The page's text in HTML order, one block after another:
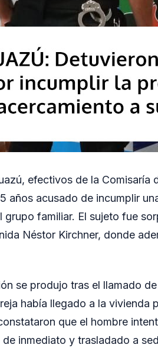
efectivos de la Comisaría
años acusado de incumplir
grupo familiar. El sujeto fue
Néstor Kirchner, donde
se produjo tras el llamado
había llegado a la vivienda
que el hombre
inmediato y trasladado a